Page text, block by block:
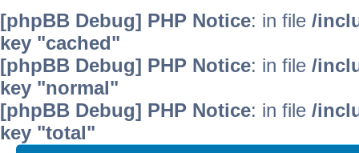
[phpBB Debug] PHP Notice: in file /
key "cached"
[phpBB Debug] PHP Notice: in file /
key "normal"
[phpBB Debug] PHP Notice: in file /
key "total"